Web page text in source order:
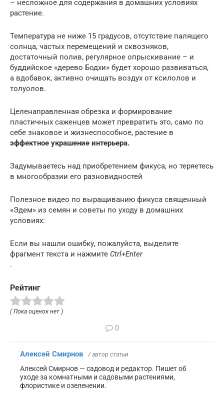
– несложное для содержания в домашних условиях
растение.
Температура не ниже 15 градусов, отсутствие палящего
солнца, частых перемещений и сквозняков,
достаточный полив, регулярное опрыскивание – и
буддийское «дерево Бодхи» будет хорошо развиваться,
а вдобавок, активно очищать воздух от ксилолов и
толуолов.
Целенаправленная обрезка и формирование
пластичных саженцев может превратить это, само по
себе знаковое и жизнеспособное, растение в
эффектное украшение интерьера.
Задумываетесь над приобретением фикуса, но теряетесь
в многообразии его разновидностей
Полезное видео по выращиванию фикуса священный
«Эдем» из семян и советы по уходу в домашних
условиях:
Если вы нашли ошибку, пожалуйста, выделите
фрагмент текста и нажмите Ctrl+Enter
.
Рейтинг
( Пока оценок нет )
0
Алексей Смирнов / автор статьи
Алексей Смирнов — садовод и редактор. Пишет об
уходе за комнатными и садовыми растениями,
флористике и озеленении.